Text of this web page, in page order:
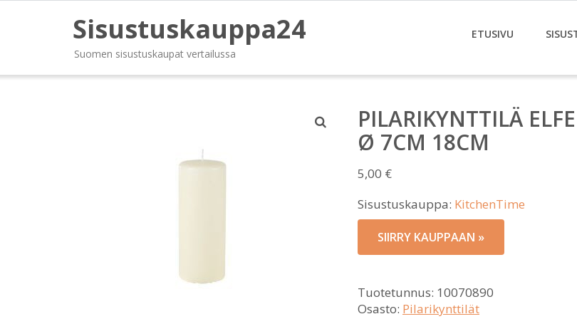
Sisustuskauppa24
Suomen sisustuskaupat vertailussa
ETUSIVU
PILARIKYNTTILÄ
Ø 7CM 18CM
5,00 €
Sisustuskauppa: KitchenTime
SIIRRY KAUPPAAN »
Tuotetunnus: 10070890
Osasto: Pilarikynttilät